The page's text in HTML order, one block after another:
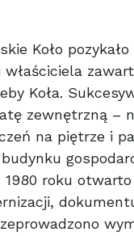
Koło
Koła.
zewnętrzną –
na piętrze i
1980 roku